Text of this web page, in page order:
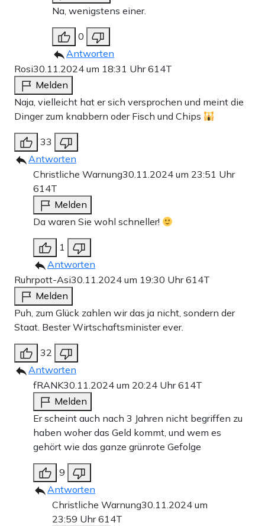
Na, wenigstens einer.
0
Antworten
Rosi30.11.2024 um 18:31 Uhr614T
Melden
Naja, vielleicht hat er sich versprochen und meint die
Dinger zum knabbern oder Fisch und Chips
33
Antworten
Christliche Warnung30.11.2024 um 23:51 Uhr
614T
Melden
Da waren Sie wohl schneller!
1
Antworten
Ruhrpott-Asi30.11.2024 um 19:30 Uhr614T
Melden
Puh, zum Glück zahlen wir das ja nicht, sondern der
Staat. Bester Wirtschaftsminister ever.
32
Antworten
fRANK30.11.2024 um 20:24 Uhr614T
Melden
Er scheint auch nach 3 Jahren nicht begriffen zu
haben woher das Geld kommt, und wem es
gehört wie das ganze grünrote Gefolge
9
Antworten
Christliche Warnung30.11.2024 um
23:59 Uhr614T